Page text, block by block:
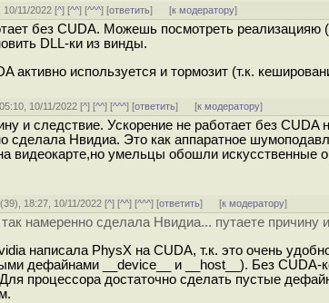
10/11/2022 [^] [^^] [^^^] [ответить] [к модератору]
без CUDA. Можешь посмотреть
DLL-ки из винды.
активно используется и тормозит (т.к.
10/11/2022 [^] [^^] [^^^] [ответить] [к модератору]
и следствие. Ускорение не работает без
сделала Нвидиа. Это как аппаратное
видеокарте,но умельцы обошли искусственные
(39), 18:27, 10/11/2022 [^] [^^] [^^^] [ответить] [к модератору]
намеренно сделала Нвидиа... путаете причину
написала PhysX на CUDA, т.к. это очень
дефайнами __device__ и __host__). Без CUDA-
процессора достаточно сделать пустые